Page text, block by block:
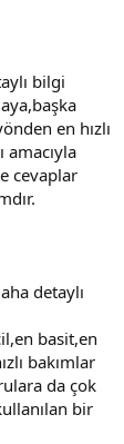
bilgi
en hızlı
amacıyla
cevaplar
detaylı
basit,en
bakımlar
da çok
bir